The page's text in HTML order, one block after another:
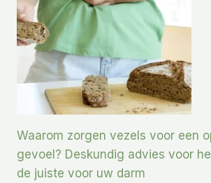
Waarom zorgen vezels voor een
gevoel? Deskundig advies voor
de juiste voor uw darm